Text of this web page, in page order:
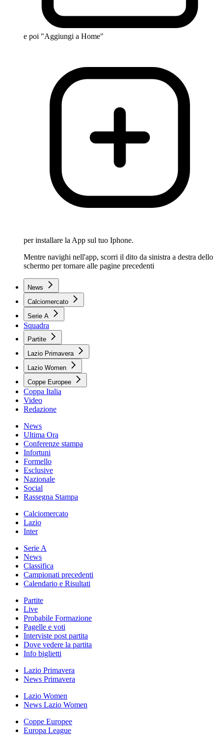
e poi "Aggiungi a Home"
per installare la App sul tuo Iphone.
Mentre navighi nell'app, scorri il dito da sinistra a destra dello
schermo per tornare alle pagine precedenti
News
Calciomercato
Serie A
Squadra
Partite
Lazio Primavera
Lazio Women
Coppe Europee
Coppa Italia
Video
Redazione
News
Ultima Ora
Conferenze stampa
Infortuni
Formello
Esclusive
Nazionale
Social
Rassegna Stampa
Calciomercato
Lazio
Inter
Serie A
News
Classifica
Campionati precedenti
Calendario e Risultati
Partite
Live
Probabile Formazione
Pagelle e voti
Interviste post partita
Dove vedere la partita
Info biglietti
Lazio Primavera
News Primavera
Lazio Women
News Lazio Women
Coppe Europee
Europa League